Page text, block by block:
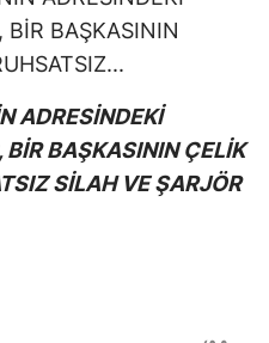
ADRESİNDEKİ
BİR BAŞKASININ ÇELİK
SİLAH VE ŞARJÖR